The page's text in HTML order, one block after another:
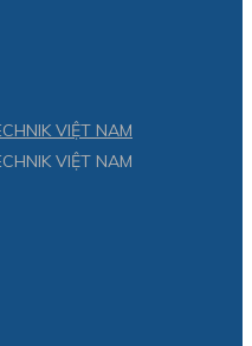
VIỆT NAM
VIỆT NAM